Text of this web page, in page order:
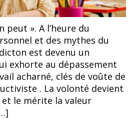
peut ». A l’heure du
et des mythes du
est devenu un
exhorte au dépassement
acharné, clés de voûte de
. La volonté devient
et le mérite la valeur